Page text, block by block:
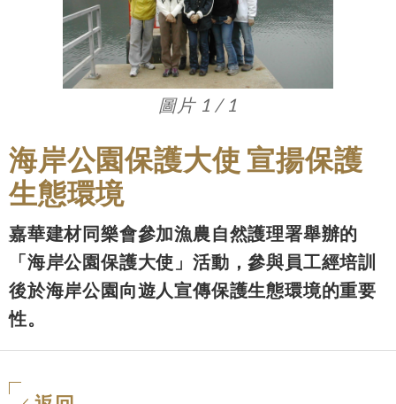
圖片 1 / 1
海岸公園保護大使 宣揚保護
生態環境
嘉華建材同樂會參加漁農自然護理署舉辦的
「海岸公園保護大使」活動，參與員工經培訓
後於海岸公園向遊人宣傳保護生態環境的重要
性。